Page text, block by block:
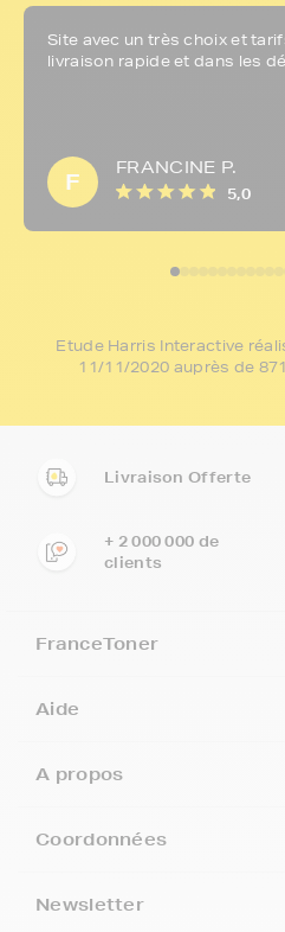
Site avec un très choix et
livraison rapide et dans les
F
FRANCINE P.
5,0
Etude Harris Interactive
11/11/2020 auprès de
Livraison Offerte
+ 2 000 000 de
clients
FranceToner
Aide
A propos
Coordonnées
Newsletter